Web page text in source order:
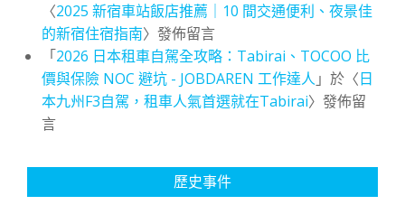
〈2025 新宿車站飯店推薦｜10 間交通便利、夜景佳
的新宿住宿指南〉發佈留言
「2026 日本租車自駕全攻略：Tabirai、TOCOO 比
價與保險 NOC 避坑 - JOBDAREN 工作達人 」於〈日
本九州F3自駕，租車人氣首選就在Tabirai〉發佈留
言
歷史事件